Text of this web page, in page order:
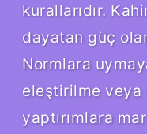
kurallarıdır.
dayatan güç
Normlara
eleştirilme veya
yaptırımlara